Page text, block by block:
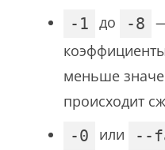
-1 до -8
меньше
происходит
-0
или --